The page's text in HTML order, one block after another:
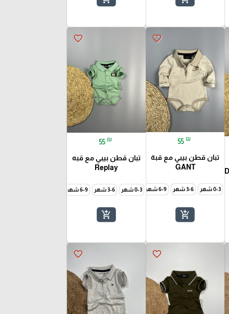
favorite_border
55 ₪
تبان قطن بيبي مع قبة
GANT
0-3 شهر 3-6 شهر 6-9 شهر 9-12 شهر
add_shopping_cart
favorite_border
55 ₪
تبان قطن بيبي مع قبه
Replay
0-3 شهر 3-6 شهر 6-9 شهر
add_shopping_cart
favorite_border
favorite_border